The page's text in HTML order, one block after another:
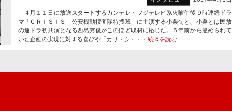
４月１１日に放送スタートするカンテレ・フジテレビ系火曜午後９時連続ドラ
マ「ＣＲＩＳＩＳ 公安機動捜査隊特捜班」に主演する小栗旬と、小栗とは民放
の連ドラ初共演となる西島秀俊がこのほど取材に応じた。５年前から温められて
いた企画の実現に対する喜びや「カリ・シ・・・ 続きを読む